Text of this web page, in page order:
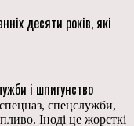
десяти років, які
і шпигунство
спецслужби,
Іноді це жорсткі